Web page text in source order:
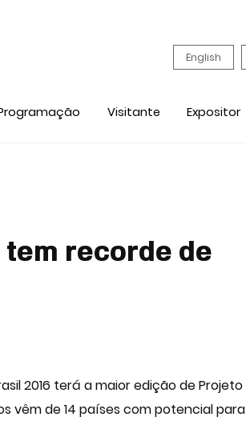
English
Visitante Expositor
recorde de
2016 terá a maior edição de Projeto
vêm de 14 países com potencial para